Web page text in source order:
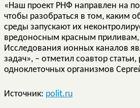
«Наш проект РНФ направлен на
чтобы разобраться в том, каким
среды запускают их
вредоносным красным приливам,
Исследования ионных каналов
задач», – отметил соавтор
одноклеточных организмов
Источник: polit.ru